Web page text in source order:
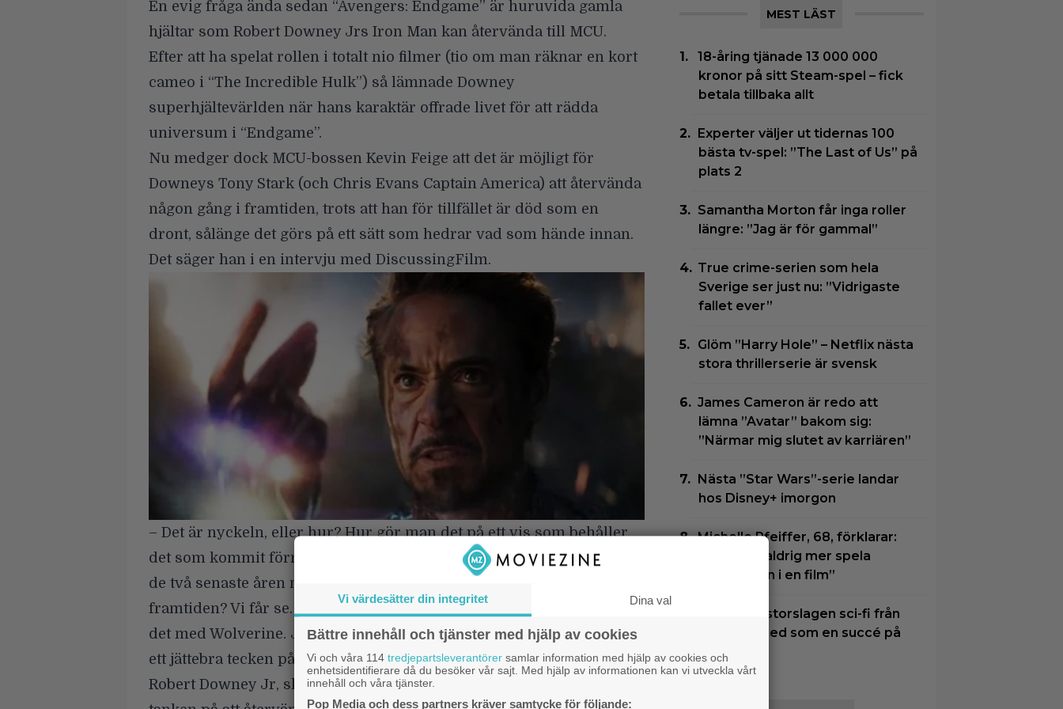
En evig fråga ända sedan “Avengers: Endgame” är huruvida gamla
hjältar som Robert Downey Jrs Iron Man kan återvända till MCU.
Efter att ha spelat rollen i totalt nio filmer (tio om man räknar en kort
cameo i “The Incredible Hulk”) så lämnade Downey
superhjältevärlden när hans karaktär offrade livet för att rädda
universum i “Endgame”.
Nu medger dock MCU-bossen Kevin Feige att det är möjligt för
Downeys Tony Stark (och Chris Evans Captain America) att återvända
någon gång i framtiden, trots att han för tillfället är död som en
dront, sålänge det görs på ett sätt som hedrar vad som hände innan.
Det säger han i en intervju med DiscussingFilm.
– Det är nyckeln, eller hur? Hur gör man det på ett vis som behåller
det som kommit förr, och gör det bra? Och vi har spenderat, du vet,
de två senaste åren med att lura ut det för Wolverine. Så vad händer i
framtiden? Vi får se. Vi är bara stolta över att vi, tror jag, har lurat ut
det med Wolverine. Jag tror Hughs framträdande och huvudroll är
ett jättebra tecken på att det kan göras – om man är försiktig.
Robert Downey Jr, ska sägas, verkar inte heller vara främmande för
MEST LÄST
18-åring tjänade 13 000 000
kronor på sitt Steam-spel – fick
betala tillbaka allt
Experter väljer ut tidernas 100
bästa tv-spel: ”The Last of Us” på
plats 2
Samantha Morton får inga roller
längre: ”Jag är för gammal”
True crime-serien som hela
Sverige ser just nu: ”Vidrigaste
fallet ever”
Glöm ”Harry Hole” – Netflix nästa
stora thrillerserie är svensk
James Cameron är redo att
lämna ”Avatar” bakom sig:
”Närmar mig slutet av karriären”
Nästa ”Star Wars”-serie landar
hos Disney+ imorgon
Michelle Pfeiffer, 68, förklarar:
”Kommer aldrig mer spela
huvudrollen i en film”
En visuellt storslagen sci-fi från
2026 slår ned som en succé på
HBO Max
Vi värdesätter din integritet Dina val
Bättre innehåll och tjänster med hjälp av cookies
Vi och våra 114 tredjepartsleverantörer samlar information med hjälp av cookies och
enhetsidentifierare då du besöker vår sajt. Med hjälp av informationen kan vi utveckla vårt
innehåll och våra tjänster.
Pop Media och dess partners kräver samtycke för följande: